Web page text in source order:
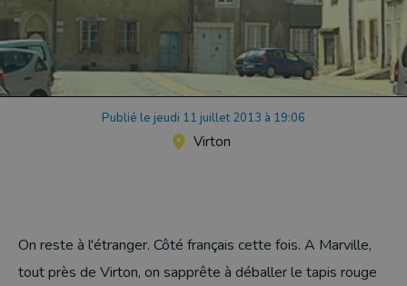
Publié le jeudi 11 juillet 2013 à 19:06
Virton
On reste à l'étranger. Côté français cette fois. A Marville,
tout près de Virton, on sapprête à déballer le tapis rouge